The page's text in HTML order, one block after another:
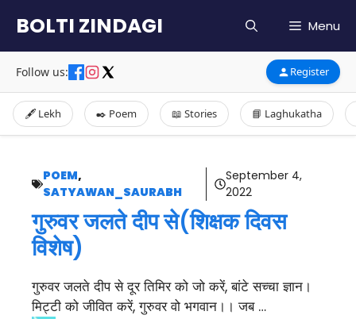
content
BOLTI ZINDAGI Menu
Follow us: Register
🖋️ Lekh ✒️ Poem 📖 Stories 📘 Laghukatha
POEM,
SATYAWAN_SAURABH
September 4,
2022
गुरुवर जलते दीप से(शिक्षक दिवस
विशेष)
गुरुवर जलते दीप से दूर तिमिर को जो करें, बांटे सच्चा ज्ञान।
मिट्टी को जीवित करें, गुरुवर वो भगवान।। जब …